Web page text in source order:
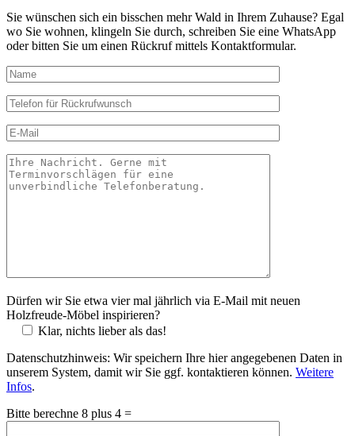
Sie wünschen sich ein bisschen mehr Wald in Ihrem Zuhause? Egal
wo Sie wohnen, klingeln Sie durch, schreiben Sie eine WhatsApp
oder bitten Sie um einen Rückruf mittels Kontaktformular.
Dürfen wir Sie etwa vier mal jährlich via E-Mail mit neuen
Holzfreude-Möbel inspirieren?
Klar, nichts lieber als das!
Datenschutzhinweis: Wir speichern Ihre hier angegebenen Daten in
unserem System, damit wir Sie ggf. kontaktieren können. Weitere
Infos.
Bitte lasse dieses Feld leer.
Bitte berechne 8 plus 4 =